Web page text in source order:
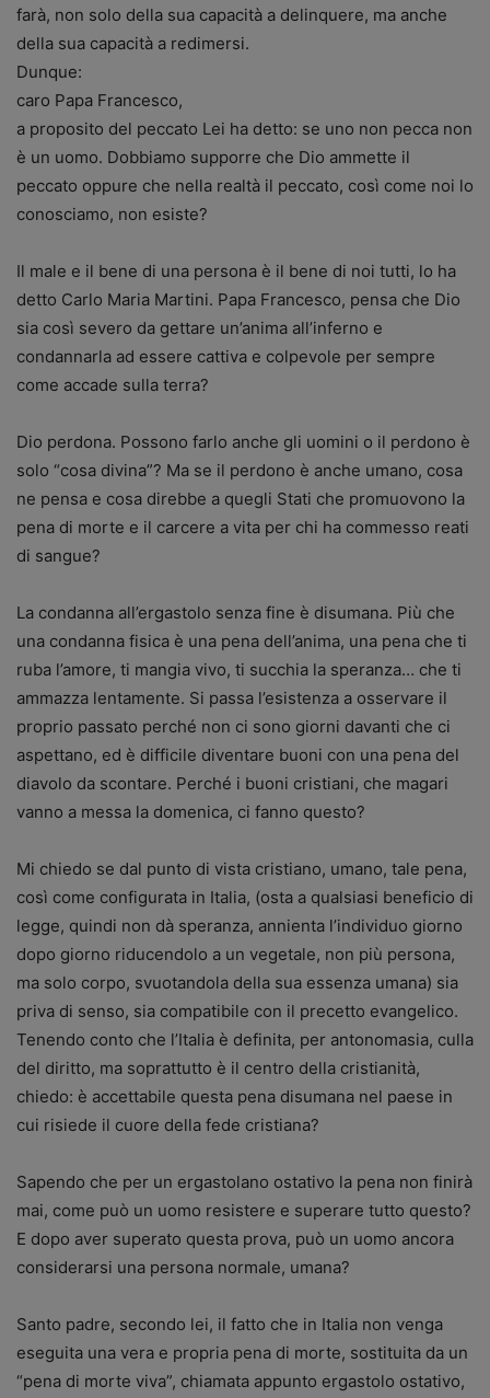
farà, non solo della sua capacità a delinquere, ma anche
della sua capacità a redimersi.
Dunque:
caro Papa Francesco,
a proposito del peccato Lei ha detto: se uno non pecca non
è un uomo. Dobbiamo supporre che Dio ammette il
peccato oppure che nella realtà il peccato, così come noi lo
conosciamo, non esiste?
Il male e il bene di una persona è il bene di noi tutti, lo ha
detto Carlo Maria Martini. Papa Francesco, pensa che Dio
sia così severo da gettare un’anima all’inferno e
condannarla ad essere cattiva e colpevole per sempre
come accade sulla terra?
Dio perdona. Possono farlo anche gli uomini o il perdono è
solo “cosa divina”? Ma se il perdono è anche umano, cosa
ne pensa e cosa direbbe a quegli Stati che promuovono la
pena di morte e il carcere a vita per chi ha commesso reati
di sangue?
La condanna all’ergastolo senza fine è disumana. Più che
una condanna fisica è una pena dell’anima, una pena che ti
ruba l’amore, ti mangia vivo, ti succhia la speranza… che ti
ammazza lentamente. Si passa l’esistenza a osservare il
proprio passato perché non ci sono giorni davanti che ci
aspettano, ed è difficile diventare buoni con una pena del
diavolo da scontare. Perché i buoni cristiani, che magari
vanno a messa la domenica, ci fanno questo?
Mi chiedo se dal punto di vista cristiano, umano, tale pena,
così come configurata in Italia, (osta a qualsiasi beneficio di
legge, quindi non dà speranza, annienta l’individuo giorno
dopo giorno riducendolo a un vegetale, non più persona,
ma solo corpo, svuotandola della sua essenza umana) sia
priva di senso, sia compatibile con il precetto evangelico.
Tenendo conto che l’Italia è definita, per antonomasia, culla
del diritto, ma soprattutto è il centro della cristianità,
chiedo: è accettabile questa pena disumana nel paese in
cui risiede il cuore della fede cristiana?
Sapendo che per un ergastolano ostativo la pena non finirà
mai, come può un uomo resistere e superare tutto questo?
E dopo aver superato questa prova, può un uomo ancora
considerarsi una persona normale, umana?
Santo padre, secondo lei, il fatto che in Italia non venga
eseguita una vera e propria pena di morte, sostituita da un
“pena di morte viva”, chiamata appunto ergastolo ostativo,